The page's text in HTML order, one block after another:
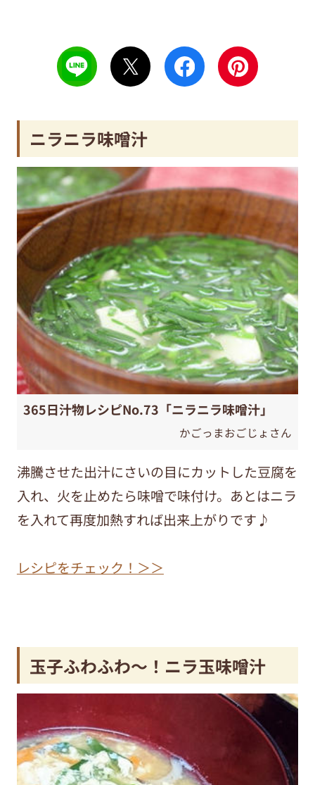
ニラニラ味噌汁
365日汁物レシピNo.73「ニラニラ味噌汁」
かごっまおごじょさん
沸騰させた出汁にさいの目にカットした豆腐を
入れ、火を止めたら味噌で味付け。あとはニラ
を入れて再度加熱すれば出来上がりです♪
レシピをチェック！＞＞
玉子ふわふわ～！ニラ玉味噌汁